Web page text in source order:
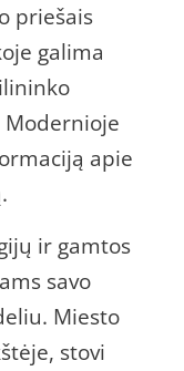
priešais
galima
Modernioje
apie
ir gamtos
savo
Miesto
stovi